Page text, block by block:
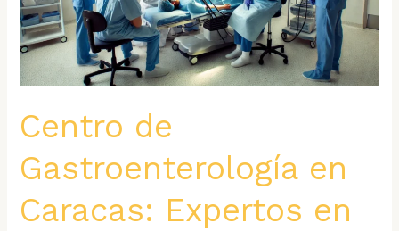
Centro de
Gastroenterología en
Caracas: Expertos en